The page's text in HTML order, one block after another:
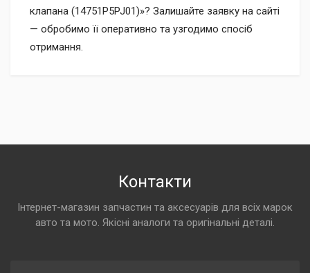
клапана (14751P5PJ01)»? Залишайте заявку на сайті
— обробимо її оперативно та узгодимо спосіб
отримання.
Контакти
Інтернет-магазин запчастин та аксесуарів для всіх марок
авто та мото. Якісні аналоги та оригінальні деталі.